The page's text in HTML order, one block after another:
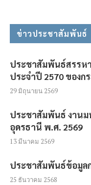
ข่าวประชาสัมพันธ์
ประชาสัมพันธ์สรรห
ประจำปี 2570 ของก
29 มิถุนายน 2569
ประชาสัมพันธ์ งานม
อุดรธานี พ.ศ. 2569
13 มีนาคม 2569
ประชาสัมพันธ์ข้อมูล
25 ธันวาคม 2568